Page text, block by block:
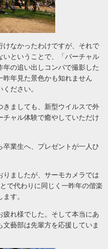
なかったわけですが、それで
いということで、「バーチャル
の追い出しコンパで撮影した
年見た景色かも知れません
ださい。
ましても、新型ウイルスで外
ャル体験で癒やしていただけ
業生へ、プレゼントが一人ひ
ましたが、サーモカメラでは
で代わりに同じく一昨年の偕楽
す。
れ様でした。そして本当にあ
藝部は先輩方を応援していま